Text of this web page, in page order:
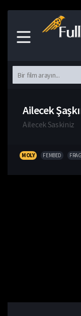
Ailecek
Ailecek Saskiniz
MOLY FEMBED